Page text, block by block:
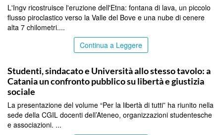
L'Ingv ricostruisce l'eruzione dell'Etna: fontana di lava, un piccolo
flusso piroclastico verso la Valle del Bove e una nube di cenere
alta 7 chilometri....
Continua a Leggere
Studenti, sindacato e Università allo stesso tavolo: a
Catania un confronto pubblico su libertà e giustizia
sociale
La presentazione del volume “Per la libertà di tutti” ha riunito nella
sede della CGIL docenti dell’Ateneo, organizzazioni studentesche
e associazioni. ...